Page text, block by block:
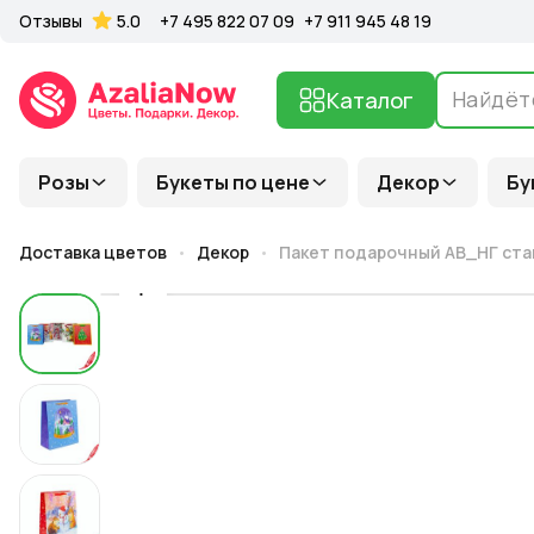
Розы Букеты по цене Декор
Каталог
Отзывы 5.0 +7 495 822 07 09 +7 911 945 48 19
Доставка цветов Декор Пакет подарочный АВ_НГ